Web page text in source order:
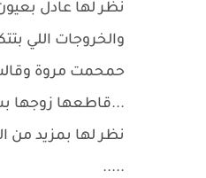
نظر لها عادل
والخروجات اللي
حمحمت مروة
...قاطعها زوجها
نظر لها بمزيد من
.....